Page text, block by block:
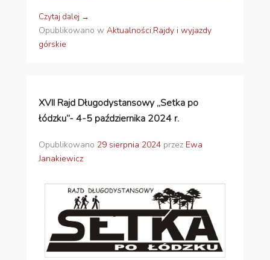
Czytaj dalej →
Opublikowano w Aktualności,Rajdy i wyjazdy
górskie
XVII Rajd Długodystansowy „Setka po
łódzku”- 4-5 października 2024 r.
Opublikowano 29 sierpnia 2024 przez Ewa
Janakiewicz